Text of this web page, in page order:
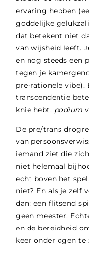
ervaring hebben
goddelijke
dat betekent niet
van wijsheid leeft.
en nog steeds een
tegen je
pre-rationele vibe).
transcendentie
knie hebt. podium
De pre/trans
van
iemand ziet die
niet helemaal
echt boven het
niet? En als je zelf
dan: een flitsend
geen meester.
en de bereidheid
keer onder ogen te